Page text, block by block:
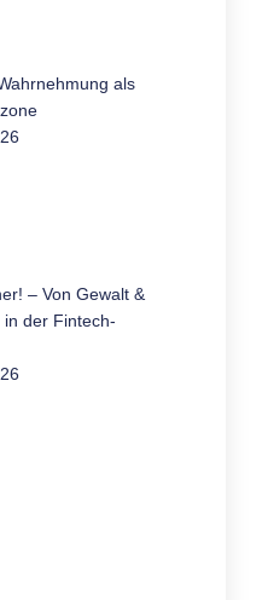
als
– Von Gewalt &
der Fintech-